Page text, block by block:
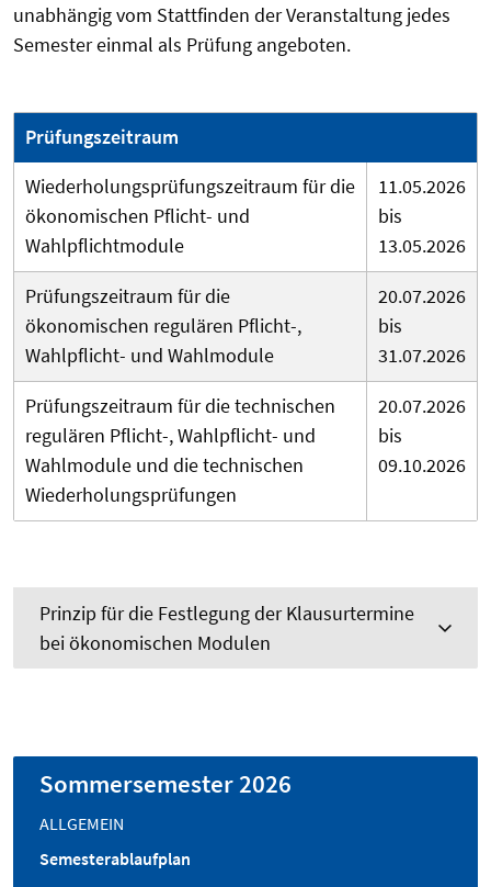
unabhängig vom Stattfinden der Veranstaltung jedes
Semester einmal als Prüfung angeboten.
Prüfungszeitraum
Wiederholungsprüfungszeitraum für die
ökonomischen Pflicht- und
Wahlpflichtmodule
11.05.2026
bis
13.05.2026
Prüfungszeitraum für die
ökonomischen regulären Pflicht-,
Wahlpflicht- und Wahlmodule
20.07.2026
bis
31.07.2026
Prüfungszeitraum für die technischen
regulären Pflicht-, Wahlpflicht- und
Wahlmodule und die technischen
Wiederholungsprüfungen
20.07.2026
bis
09.10.2026
Prinzip für die Festlegung der Klausurtermine
bei ökonomischen Modulen
Sommersemester 2026
ALLGEMEIN
Semesterablaufplan